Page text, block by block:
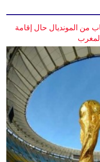
من المونديال حال إقامة